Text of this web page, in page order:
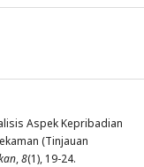
Aspek Kepribadian
(Tinjauan
,8(1), 19-24.